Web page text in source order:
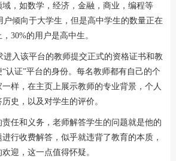
，如数学，经济，金融，商业，编程等
户倾向于大学生，但是高中学生的数量正在
30%的用户是高中生。
入该平台的教师提交正式的资格证书和教
认证”平台的身份。每名教师都有自己的个
样，在主页上展示教师的专业背景，个人
史，以及对学生的评价。
和义务，老师解答学生的问题就是他的
行收费解答，似乎就违背了教育的本质，
迎，这一点值得怀疑。